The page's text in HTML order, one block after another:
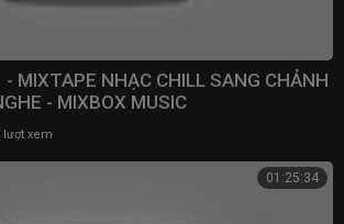
MIXTAPE NHẠC CHILL SANG CHẢNH
- MIXBOX MUSIC
lượt xem
01:25:34